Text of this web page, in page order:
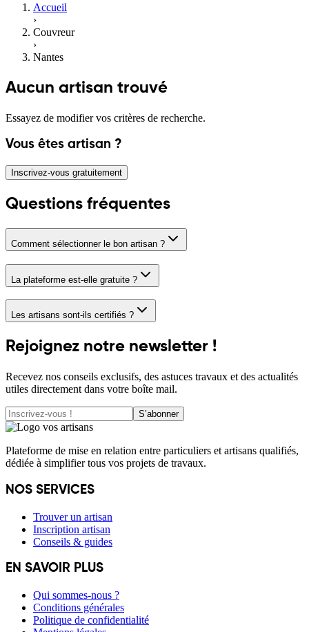
Accueil
›
Couvreur
›
Nantes
Aucun artisan trouvé
Essayez de modifier vos critères de recherche.
Vous êtes artisan ?
Inscrivez-vous gratuitement
Questions fréquentes
Comment sélectionner le bon artisan ?
La plateforme est-elle gratuite ?
Les artisans sont-ils certifiés ?
Rejoignez notre newsletter !
Recevez nos conseils exclusifs, des astuces travaux et des actualités
utiles directement dans votre boîte mail.
S’abonner
Plateforme de mise en relation entre particuliers et artisans qualifiés,
dédiée à simplifier tous vos projets de travaux.
NOS SERVICES
Trouver un artisan
Inscription artisan
Conseils & guides
EN SAVOIR PLUS
Qui sommes-nous ?
Conditions générales
Politique de confidentialité